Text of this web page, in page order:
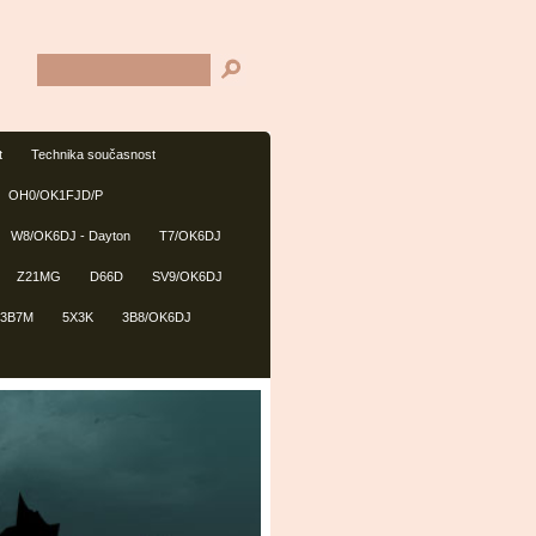
Technika současnost
OH0/OK1FJD/P
W8/OK6DJ - Dayton T7/OK6DJ
Z21MG D66D SV9/OK6DJ
3B7M 5X3K 3B8/OK6DJ